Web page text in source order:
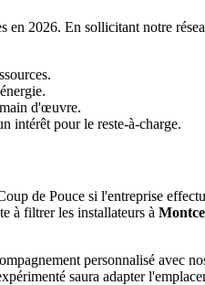
en 2026. En sollicitant notre
d'œuvre.
intérêt pour le reste-à-charge.
de Pouce si l'entreprise
à filtrer les installateurs à
personnalisé avec
saura adapter